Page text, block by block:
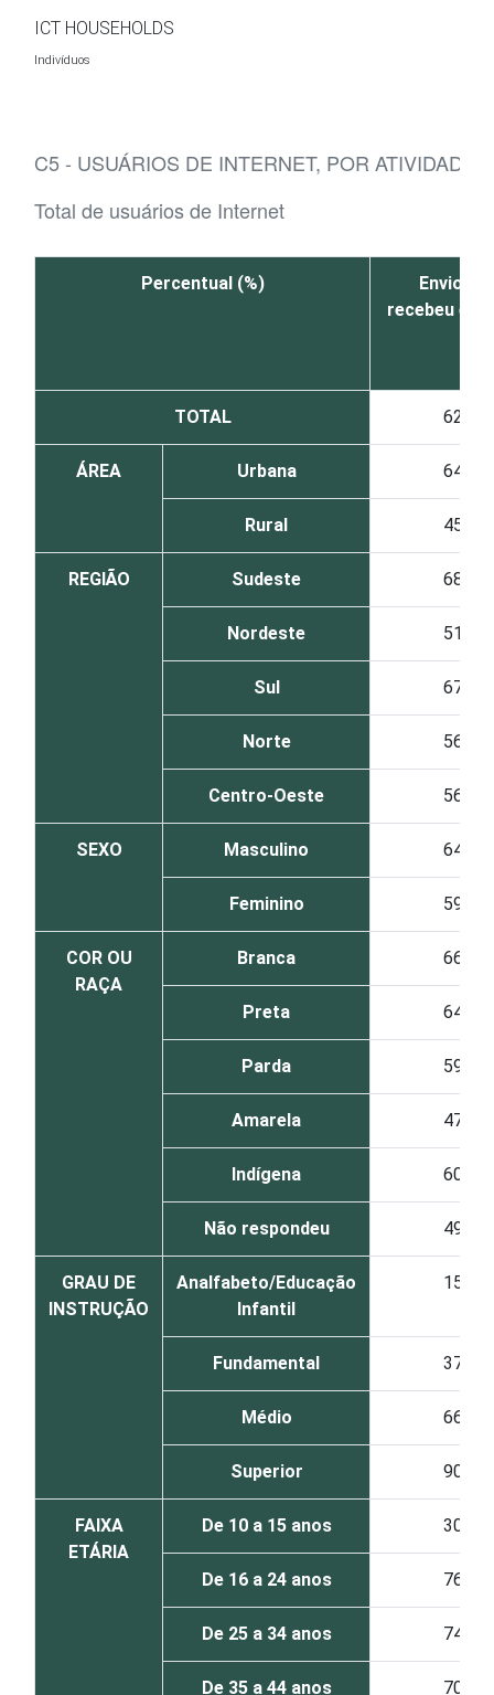
ICT HOUSEHOLDS
Indivíduos
C5 - USUÁRIOS DE INTERNET, POR
Total de usuários de Internet
Percentual (%)
Enviou e
recebeu e-
TOTAL 62
ÁREA Urbana 64
Rural 45
REGIÃO Sudeste 68
Nordeste 51
Sul 67
Norte 56
Centro-Oeste 56
SEXO Masculino 64
Feminino 59
COR OU
RAÇA
Branca 66
Preta 64
Parda 59
Amarela 47
Indígena 60
Não respondeu 49
GRAU DE
INSTRUÇÃO
Analfabeto/Educação
Infantil
15
Fundamental 37
Médio 66
Superior 90
FAIXA
ETÁRIA
De 10 a 15 anos 30
De 16 a 24 anos 76
De 25 a 34 anos 74
De 35 a 44 anos 70